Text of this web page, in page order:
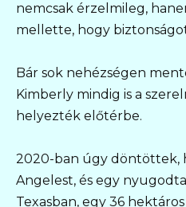
nemcsak érzelmileg,
mellette, hogy
Bár sok nehézségen
Kimberly mindig is a
helyezték előtérbe.
2020-ban úgy döntöttek,
Angelest, és egy
Texasban, egy 36